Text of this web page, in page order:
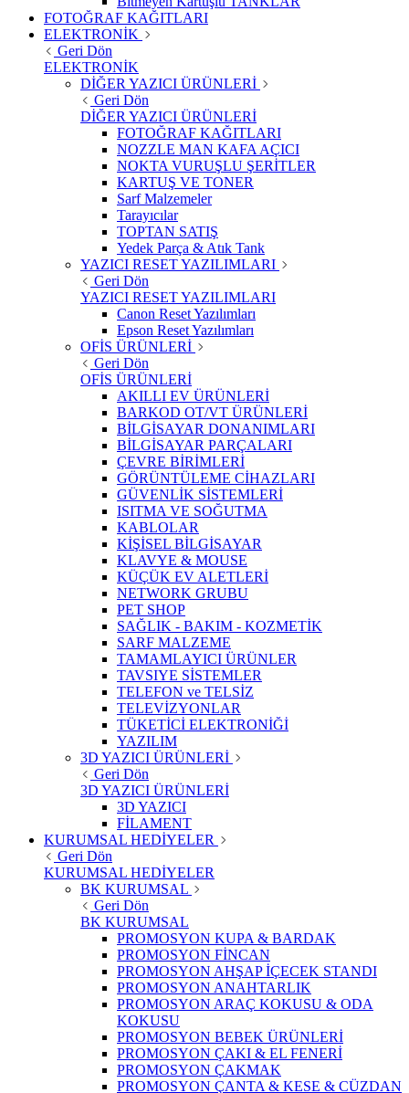
FOTOĞRAF KAĞITLARI
ELEKTRONİK
Geri Dön
ELEKTRONİK
DİĞER YAZICI ÜRÜNLERİ
Geri Dön
DİĞER YAZICI ÜRÜNLERİ
FOTOĞRAF KAĞITLARI
NOZZLE MAN KAFA AÇICI
NOKTA VURUŞLU ŞERİTLER
KARTUŞ VE TONER
Sarf Malzemeler
Tarayıcılar
TOPTAN SATIŞ
Yedek Parça & Atık Tank
YAZICI RESET YAZILIMLARI
Geri Dön
YAZICI RESET YAZILIMLARI
Canon Reset Yazılımları
Epson Reset Yazılımları
OFİS ÜRÜNLERİ
Geri Dön
OFİS ÜRÜNLERİ
AKILLI EV ÜRÜNLERİ
BARKOD OT/VT ÜRÜNLERİ
BİLGİSAYAR DONANIMLARI
BİLGİSAYAR PARÇALARI
ÇEVRE BİRİMLERİ
GÖRÜNTÜLEME CİHAZLARI
GÜVENLİK SİSTEMLERİ
ISITMA VE SOĞUTMA
KABLOLAR
KİŞİSEL BİLGİSAYAR
KLAVYE & MOUSE
KÜÇÜK EV ALETLERİ
NETWORK GRUBU
PET SHOP
SAĞLIK - BAKIM - KOZMETİK
SARF MALZEME
TAMAMLAYICI ÜRÜNLER
TAVSIYE SİSTEMLER
TELEFON ve TELSİZ
TELEVİZYONLAR
TÜKETİCİ ELEKTRONİĞİ
YAZILIM
3D YAZICI ÜRÜNLERİ
Geri Dön
3D YAZICI ÜRÜNLERİ
3D YAZICI
FİLAMENT
KURUMSAL HEDİYELER
Geri Dön
KURUMSAL HEDİYELER
BK KURUMSAL
Geri Dön
BK KURUMSAL
PROMOSYON KUPA & BARDAK
PROMOSYON FİNCAN
PROMOSYON AHŞAP İÇECEK STANDI
PROMOSYON ANAHTARLIK
PROMOSYON ARAÇ KOKUSU & ODA
KOKUSU
PROMOSYON BEBEK ÜRÜNLERİ
PROMOSYON ÇAKI & EL FENERİ
PROMOSYON ÇAKMAK
PROMOSYON ÇANTA & KESE & CÜZDAN